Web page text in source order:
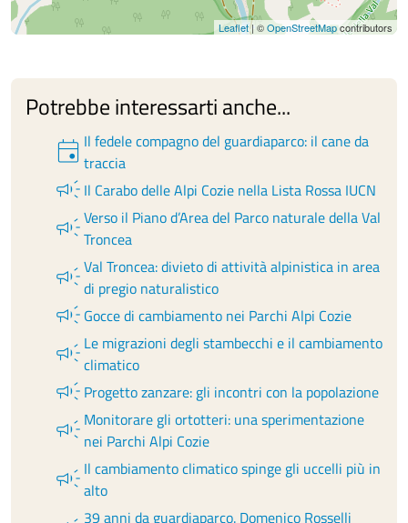
Leaflet| ©OpenStreetMapcontributors
Potrebbe interessarti anche...
event Il fedele compagno del guardiaparco: il cane da
traccia
campaign Il Carabo delle Alpi Cozie nella Lista Rossa IUCN
campaignVerso il Piano d’Area del Parco naturale della Val
Troncea
campaignVal Troncea: divieto di attività alpinistica in area
di pregio naturalistico
campaign Gocce di cambiamento nei Parchi Alpi Cozie
campaign Le migrazioni degli stambecchi e il cambiamento
climatico
campaign Progetto zanzare: gli incontri con la popolazione
campaign Monitorare gli ortotteri: una sperimentazione
nei Parchi Alpi Cozie
campaign Il cambiamento climatico spinge gli uccelli più in
alto
39 anni da guardiaparco. Domenico Rosselli